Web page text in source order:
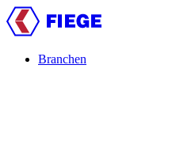
Direkt
zum
Branchen